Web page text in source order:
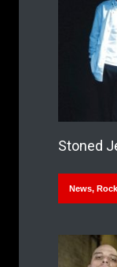
Stoned
News, Rock